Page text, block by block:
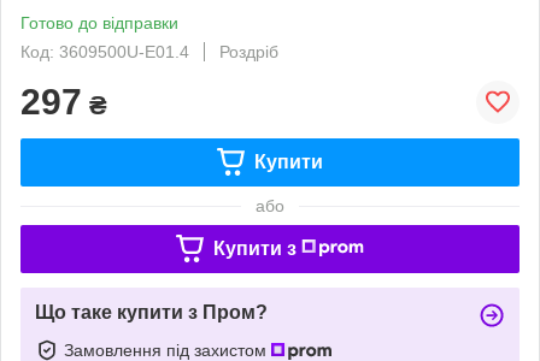
Готово до відправки
Код: 3609500U-E01.4
Роздріб
297 ₴
Купити
або
Купити з
Що таке купити з Пром?
Замовлення під захистом